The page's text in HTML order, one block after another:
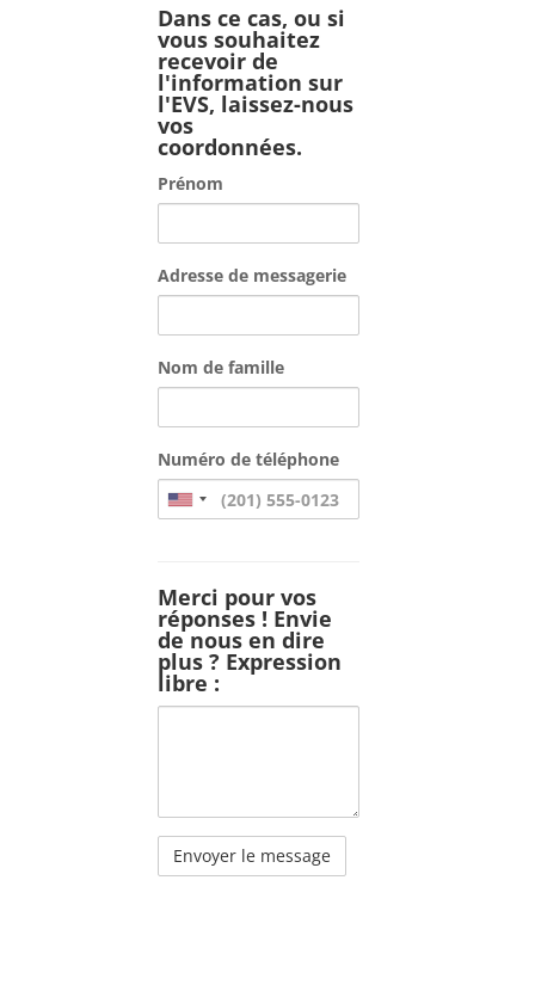
à
les
faire
partager
?
Dans ce cas, ou si
vous souhaitez
recevoir de
l'information sur
l'EVS, laissez-nous
vos
coordonnées.
Prénom
Adresse de messagerie
Nom de famille
Numéro de téléphone
Merci pour vos
réponses ! Envie
de nous en dire
plus ? Expression
libre :
Envie
de